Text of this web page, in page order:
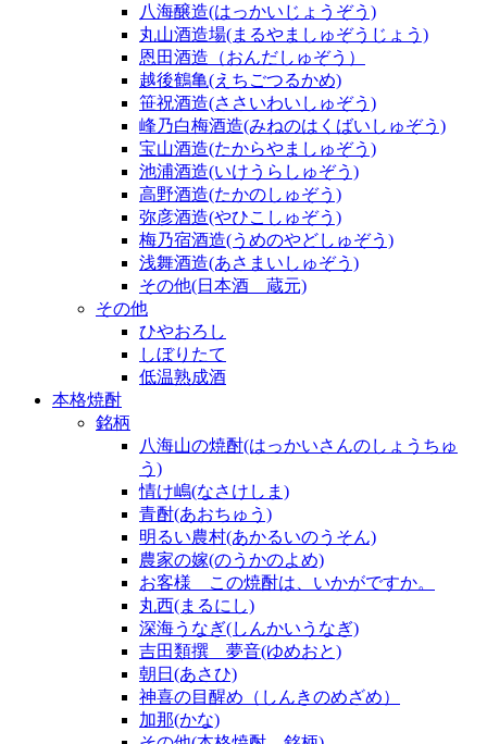
八海醸造(はっかいじょうぞう)
丸山酒造場(まるやましゅぞうじょう)
恩田酒造（おんだしゅぞう）
越後鶴亀(えちごつるかめ)
笹祝酒造(ささいわいしゅぞう)
峰乃白梅酒造(みねのはくばいしゅぞう)
宝山酒造(たからやましゅぞう)
池浦酒造(いけうらしゅぞう)
高野酒造(たかのしゅぞう)
弥彦酒造(やひこしゅぞう)
梅乃宿酒造(うめのやどしゅぞう)
浅舞酒造(あさまいしゅぞう)
その他(日本酒 蔵元)
その他
ひやおろし
しぼりたて
低温熟成酒
本格焼酎
銘柄
八海山の焼酎(はっかいさんのしょうちゅ
う)
情け嶋(なさけしま)
青酎(あおちゅう)
明るい農村(あかるいのうそん)
農家の嫁(のうかのよめ)
お客様 この焼酎は、いかがですか。
丸西(まるにし)
深海うなぎ(しんかいうなぎ)
吉田類撰 夢音(ゆめおと)
朝日(あさひ)
神喜の目醒め（しんきのめざめ）
加那(かな)